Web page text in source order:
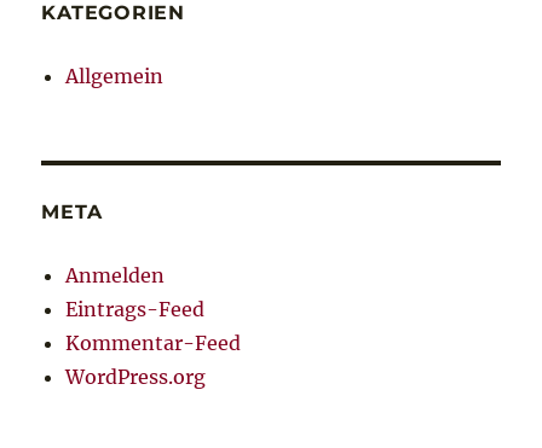
KATEGORIEN
Allgemein
META
Anmelden
Eintrags-Feed
Kommentar-Feed
WordPress.org